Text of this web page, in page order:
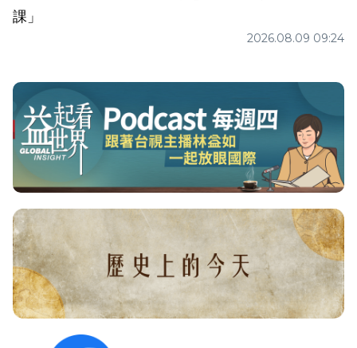
課」
2026.08.09 09:24